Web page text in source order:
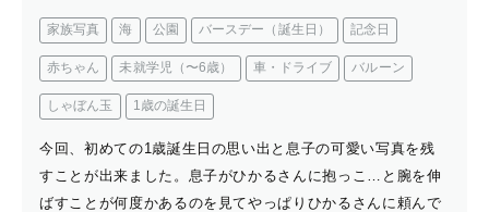
家族写真 海 公園 バースデー（誕生日） 記念日
赤ちゃん 未就学児（〜6歳） 車・ドライブ バルーン
しゃぼん玉 1歳の誕生日
今回、初めての1歳誕生日の思い出と息子の可愛い写真を残
すことが出来ました。息子がひかるさんに抱っこ…と腕を伸
ばすことが何度かあるのを見てやっぱりひかるさんに頼んで